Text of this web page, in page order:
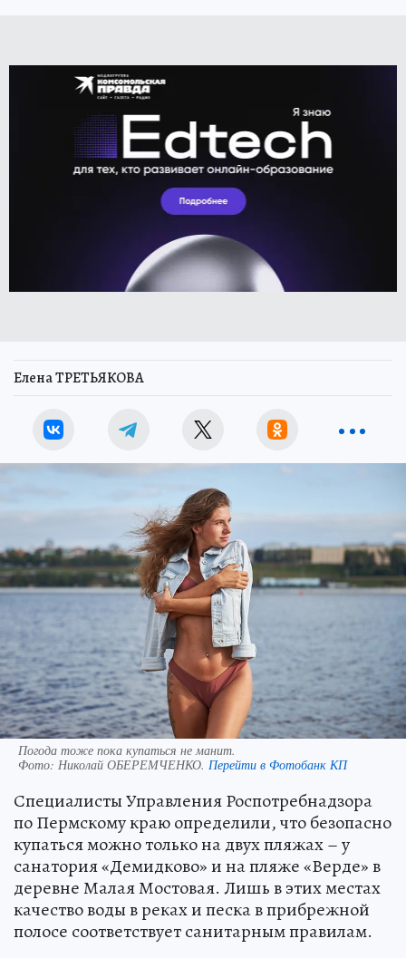
Елена ТРЕТЬЯКОВА
Погода тоже пока купаться не манит.
Фото: Николай ОБЕРЕМЧЕНКО. Перейти в Фотобанк КП
Специалисты Управления Роспотребнадзора
по Пермскому краю определили, что безопасно
купаться можно только на двух пляжах – у
санатория «Демидково» и на пляже «Верде» в
деревне Малая Мостовая. Лишь в этих местах
качество воды в реках и песка в прибрежной
полосе соответствует санитарным правилам.